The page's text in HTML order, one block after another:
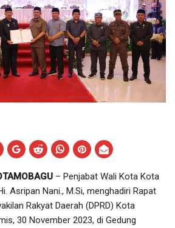
– Penjabat Wali Kota Kota
Asripan Nani., M.Si, menghadiri Rapat
Rakyat Daerah (DPRD) Kota
30 November 2023, di Gedung